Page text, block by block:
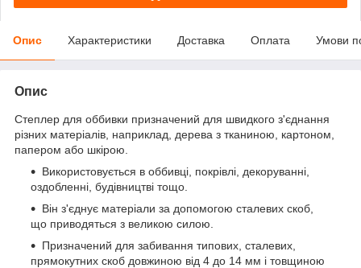
Опис Характеристики Доставка Оплата Умови
Опис
Степлер для оббивки призначений для швидкого з'єднання
різних матеріалів, наприклад, дерева з тканиною, картоном,
папером або шкірою.
Використовується в оббивці, покрівлі, декоруванні,
оздобленні, будівництві тощо.
Він з'єднує матеріали за допомогою сталевих скоб,
що приводяться з великою силою.
Призначений для забивання типових, сталевих,
прямокутних скоб довжиною від 4 до 14 мм і товщиною